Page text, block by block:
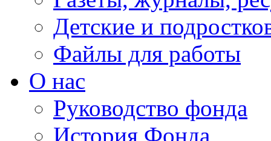
Детские и
Файлы для работы
О нас
Руководство фонда
История Фонда